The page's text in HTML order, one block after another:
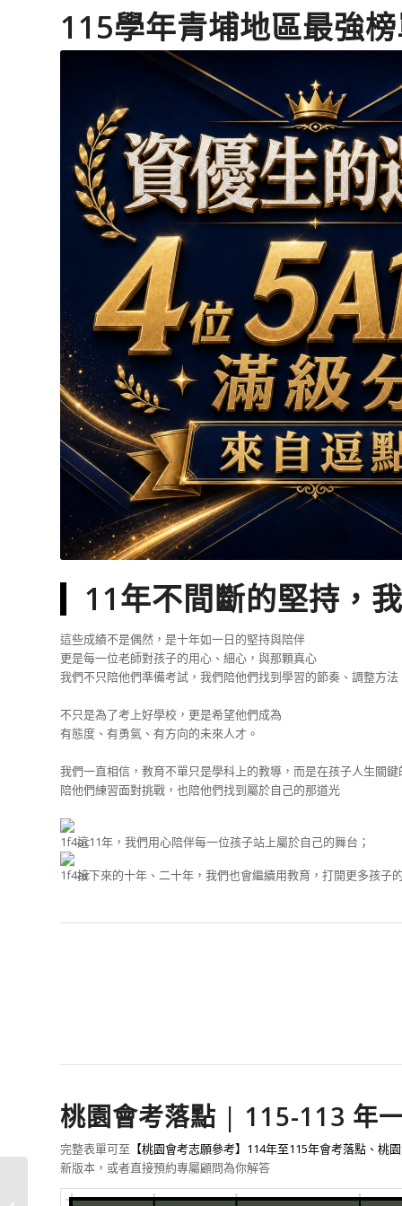
115學年青埔地區最強
11年不間斷的堅持，
這些成績不是偶然，是十年如一日的堅持與陪伴
更是每一位老師對孩子的用心、細心，與那顆真心
我們不只陪他們準備考試，我們陪他們找到學習的節奏、調整方
不只是為了考上好學校，更是希望他們成為
有態度、有勇氣、有方向的未來人才。
我們一直相信，教育不單只是學科上的教導，而是在孩子人生關
陪他們練習面對挑戰，也陪他們找到屬於自己的那道光
這11年，我們用心陪伴每一位孩子站上屬於自己的舞台；
接下來的十年、二十年，我們也會繼續用教育，打開更多孩子
桃園會考落點 | 115-113 年
完整表單可至 【桃園會考志願參考】114年至115年會考落點、
新版本，或者直接預約專屬顧問為你解答
【逗點特約】藝享茶青